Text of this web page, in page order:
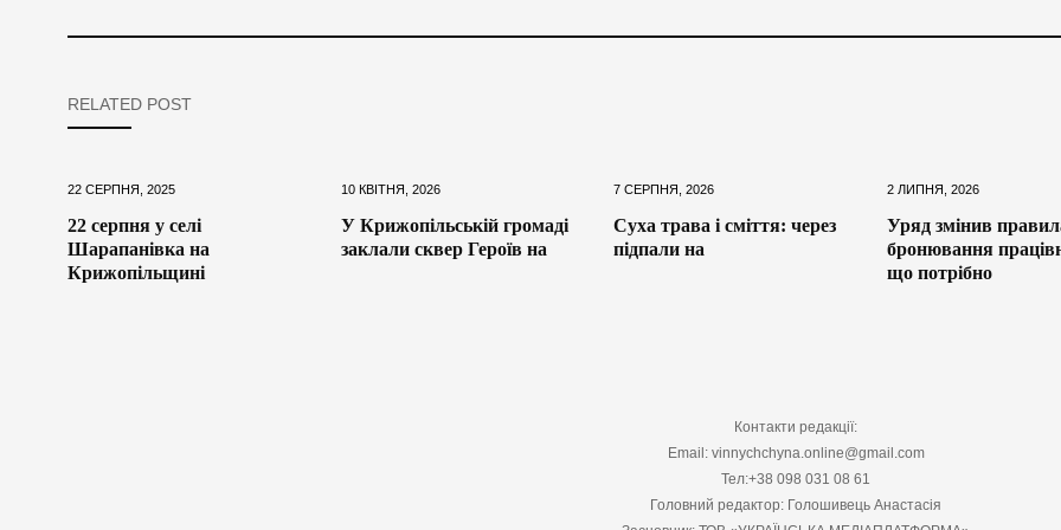
RELATED POST
22 СЕРПНЯ, 2025
22 серпня у селі
Шарапанівка на
Крижопільщині
10 КВІТНЯ, 2026
У Крижопільській громаді
заклали сквер Героїв на
7 СЕРПНЯ, 2026
Суха трава і сміття: через
підпали на
2 ЛИПНЯ, 2026
Уряд змінив
бронювання
що потрібно
Контакти редакції:
Email: vinnychchyna.online@gmail.com
Тел:+38 098 031 08 61
Головний редактор: Голошивець Анастасія